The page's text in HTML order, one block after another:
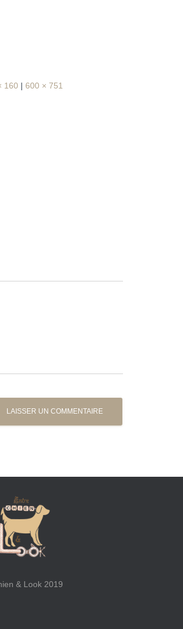
160 | 600 × 751
& Look 2019